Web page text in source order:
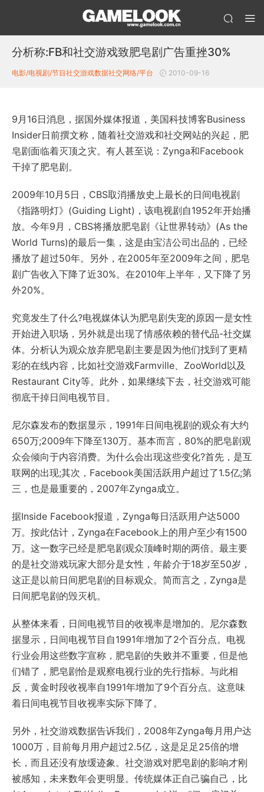
分析称:FB和社交游戏致肥皂剧广告重挫30%
电影/电视剧/节目社交游戏数据社交网络/平台 2010-09-16
9月16日消息，据国外媒体报道，美国科技博客Business
Insider日前撰文称，随着社交游戏和社交网站的兴起，肥
皂剧面临着灭顶之灾。有人甚至说：Zynga和Facebook
干掉了肥皂剧。
2009年10月5日，CBS取消播放史上最长的日间电视剧
《指路明灯》(Guiding Light)，该电视剧自1952年开始播
放。今年9月，CBS将播放肥皂剧《让世界转动》(As the
World Turns)的最后一集，这是由宝洁公司出品的，已经
播放了超过50年。另外，在2005年至2009年之间，肥皂
剧广告收入下降了近30%。在2010年上半年，又下降了另
外20%。
究竟发生了什么?电视媒体认为肥皂剧失宠的原因一是女性
开始进入职场，另外就是出现了情感依赖的替代品-社交媒
体。分析认为观众放弃肥皂剧主要是因为他们找到了更精
彩的在线内容，比如社交游戏Farmville、ZooWorld以及
Restaurant City等。此外，如果继续下去，社交游戏可能
彻底干掉日间电视节目。
尼尔森发布的数据显示，1991年日间电视剧的观众有大约
650万;2009年下降至130万。基本而言，80%的肥皂剧观
众会倾向于内容消费。为什么会出现这些变化?首先，是互
联网的出现;其次，Facebook美国活跃用户超过了1.5亿;第
三，也是最重要的，2007年Zynga成立。
据Inside Facebook报道，Zynga每日活跃用户达5000
万。按此估计，Zynga在Facebook上的用户至少有1500
万。这一数字已经是肥皂剧观众顶峰时期的两倍。最主要
的是社交游戏玩家大部分是女性，年龄介于18岁至50岁，
这正是以前日间肥皂剧的目标观众。简而言之，Zynga是
日间肥皂剧的毁灭机。
从整体来看，日间电视节目的收视率是增加的。尼尔森数
据显示，日间电视节目自1991年增加了2个百分点。电视
行业会用这些数字宣称，肥皂剧的失败并不重要，但是他
们错了，肥皂剧恰是观察电视行业的先行指标。与此相
反，黄金时段收视率自1991年增加了9个百分点。这意味
着日间电视节目收视率实际下降了。
另外，社交游戏数据告诉我们，2008年Zynga每月用户达
1000万，目前每月用户超过2.5亿，这是足足25倍的增
长，而且还没有放缓迹象。社交游戏对肥皂剧的影响才刚
被感知，未来数年会更明显。传统媒体正自己骗自己，比